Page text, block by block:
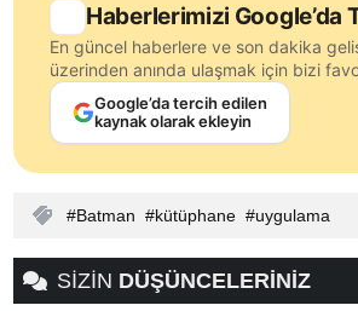
Haberlerimizi Google’da
En güncel haberlere ve son dakika
üzerinden anında ulaşmak için bizi
Google’da tercih edilen
kaynak olarak ekleyin
Batman kütüphane uygulama
SİZİN DÜŞÜNCELERİNİZ